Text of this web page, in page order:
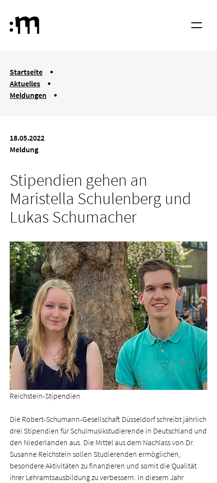
Hochschule für Musik und Tanz Köln Menü
You are here:
Startseite
Aktuelles
Meldungen
Stipendien gehen an Maristella Schulenberg und Lukas
18.05.2022
Meldung
Stipendien gehen an
Maristella Schulenberg und
Lukas Schumacher
Reichstein-Stipendien
Die Robert-Schumann-Gesellschaft Düsseldorf schreibt jährlich
drei Stipendien für Schulmusikstudierende in Deutschland und
den Niederlanden aus. Die Mittel aus dem Nachlass von Dr.
Susanne Reichstein sollen Studierenden ermöglichen,
besondere Aktivitäten zu finanzieren und somit die Qualität
ihrer Lehramtsausbildung zu verbessern. In diesem Jahr